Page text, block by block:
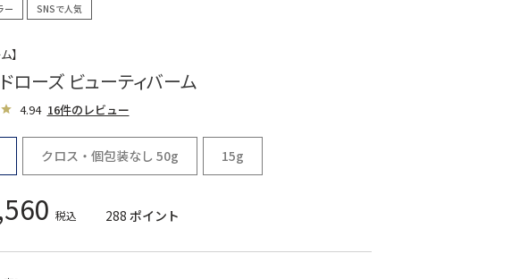
ー SNSで人気
】
ローズ ビューティバーム
4.94 16件のレビュー
クロス・個包装なし 50g 15g
税込 288 ポイント